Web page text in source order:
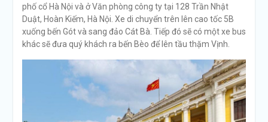
phố cổ Hà Nội và ở Văn phòng công ty tại 128 Trần Nhật
Duật, Hoàn Kiếm, Hà Nội. Xe di chuyển trên lên cao tốc 5B
xuống bến Gót và sang đảo Cát Bà. Tiếp đó sẽ có một xe bus
khác sẽ đưa quý khách ra bến Bèo để lên tầu thặm Vịnh.